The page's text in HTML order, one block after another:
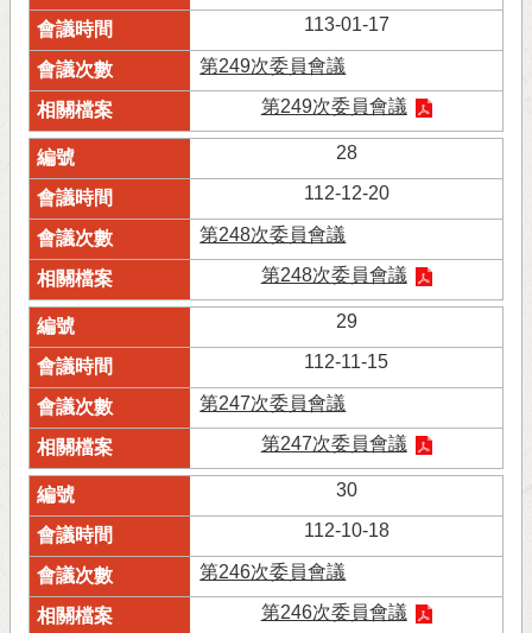
113-01-17
第249次委員會議
第249次委員會議
28
112-12-20
第248次委員會議
第248次委員會議
29
112-11-15
第247次委員會議
第247次委員會議
30
112-10-18
第246次委員會議
第246次委員會議